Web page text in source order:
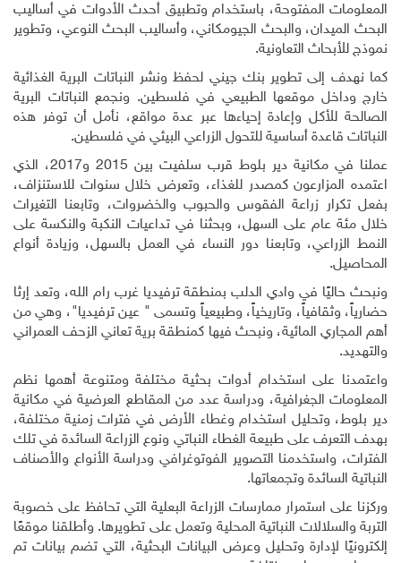
المعلومات المفتوحة، باستخدام وتطبيق أحدث الأدوات في أساليب
البحث الميدان، والبحث الجيومكاني، وأساليب البحث النوعي، وتطوير
نموذج للأبحاث التعاونية.
كما نهدف إلى تطوير بنك جيني لحفظ ونشر النباتات البرية الغذائية
خارج وداخل موقعها الطبيعي في فلسطين. ونجمع النباتات البرية
الصالحة للأكل وإعادة إحياءها عبر عدة مواقع، نأمل أن توفر هذه
النباتات قاعدة أساسية للتحول الزراعي البيئي في فلسطين.
عملنا في مكانية دير بلوط قرب سلفيت بين 2015 و2017، الذي
اعتمده المزارعون كمصدر للغذاء، وتعرض خلال سنوات للاستنزاف،
بفعل تكرار زراعة الفقوس والحبوب والخضروات، وتابعنا التغيرات
خلال مئة عام على السهل، وبحثنا في تداعيات النكبة والنكسة على
النمط الزراعي، وتابعنا دور النساء في العمل بالسهل، وزيادة أنواع
المحاصيل.
ونبحث حاليًا في وادي الدلب بمنطقة ترفيديا غرب رام الله، وتعد إرثا
حضارياً، وثقافياً، وتاريخياً، وطبيعياً وتسمى " عين ترفيديا"، وهي من
أهم المجاري المائية، ونبحث فيها كمنطقة برية تعاني الزحف العمراني
والتهديد.
واعتمدنا على استخدام أدوات بحثية مختلفة ومتنوعة أهمها نظم
المعلومات الجغرافية، ودراسة عدد من المقاطع العرضية في مكانية
دير بلوط، وتحليل استخدام وغطاء الأرض في فترات زمنية مختلفة،
بهدف التعرف على طبيعة الغطاء النباتي ونوع الزراعة السائدة في تلك
الفترات، واستخدمنا التصوير الفوتوغرافي ودراسة الأنواع والأصناف
النباتية السائدة وتجمعاتها.
وركزنا على استمرار ممارسات الزراعة البعلية التي تحافظ على خصوبة
التربة والسلالات النباتية المحلية وتعمل على تطويرها. وأطلقنا موقعًا
إلكترونيًا لإدارة وتحليل وعرض البيانات البحثية، التي تضم بيانات تم